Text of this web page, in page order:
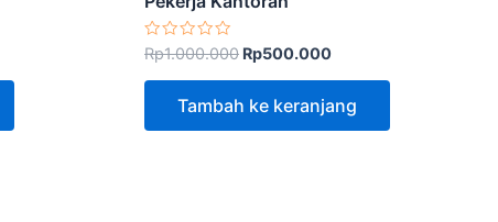
Dinilai
0
dari
Rp1.000.000 Rp500.000
Tambah ke keranjang